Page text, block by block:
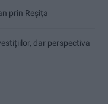
prin Reșița
dar perspectiva